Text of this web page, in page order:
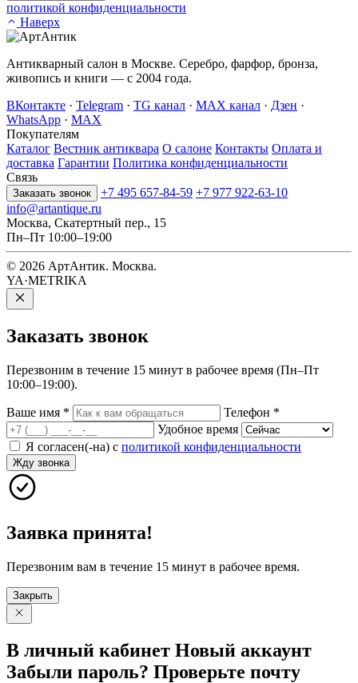
политикой конфиденциальности
Наверх
Антикварный салон в Москве. Серебро, фарфор, бронза,
живопись и книги — с 2004 года.
ВКонтакте · Telegram · TG канал · MAX канал · Дзен ·
WhatsApp · MAX
Покупателям
Каталог Вестник антиквара О салоне Контакты Оплата и
доставка Гарантии Политика конфиденциальности
Связь
Заказать звонок +7 495 657-84-59 +7 977 922-63-10
info@artantique.ru
Москва, Скатертный пер., 15
Пн–Пт 10:00–19:00
© 2026 АртАнтик. Москва.
YA·METRIKA
Заказать звонок
Перезвоним в течение 15 минут в рабочее время (Пн–Пт
10:00–19:00).
Ваше имя * Телефон *
Удобное время
Я согласен(-на) с политикой конфиденциальности
Жду звонка
Заявка принята!
Перезвоним вам в течение 15 минут в рабочее время.
Закрыть
В личный кабинет Новый аккаунт
Забыли пароль? Проверьте почту